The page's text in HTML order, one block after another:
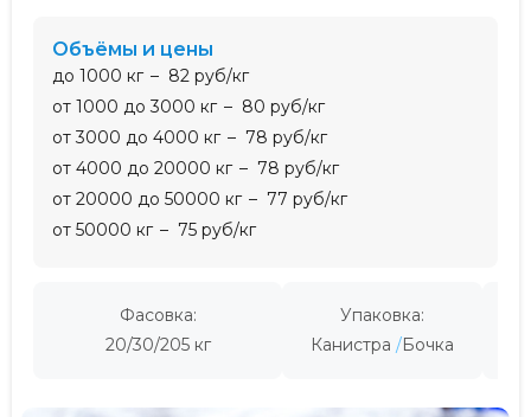
Фасовка:
20/30/205 кг
Упаковка:
Канистра
Бочка
Объёмы и цены
до 1000 кг
82 руб/кг
от 1000 до 3000 кг
80 руб/кг
от 3000 до 4000 кг
78 руб/кг
от 4000 до 20000 кг
78 руб/кг
от 20000 до 50000 кг
77 руб/кг
от 50000 кг
75 руб/кг